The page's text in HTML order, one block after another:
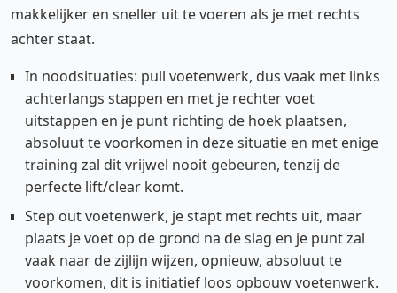
makkelijker en sneller uit te voeren als je met rechts
achter staat.
In noodsituaties: pull voetenwerk, dus vaak met links
achterlangs stappen en met je rechter voet
uitstappen en je punt richting de hoek plaatsen,
absoluut te voorkomen in deze situatie en met enige
training zal dit vrijwel nooit gebeuren, tenzij de
perfecte lift/clear komt.
Step out voetenwerk, je stapt met rechts uit, maar
plaats je voet op de grond na de slag en je punt zal
vaak naar de zijlijn wijzen, opnieuw, absoluut te
voorkomen, dit is initiatief loos opbouw voetenwerk.